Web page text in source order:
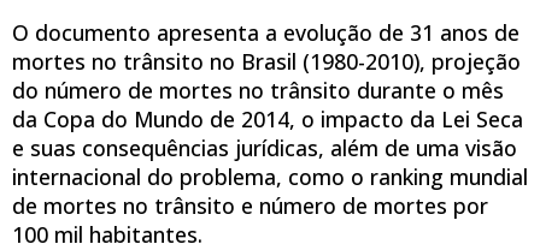
O documento apresenta a evolução de 31 anos de
mortes no trânsito no Brasil (1980-2010), projeção
do número de mortes no trânsito durante o mês
da Copa do Mundo de 2014, o impacto da Lei Seca
e suas consequências jurídicas, além de uma visão
internacional do problema, como o ranking mundial
de mortes no trânsito e número de mortes por
100 mil habitantes.